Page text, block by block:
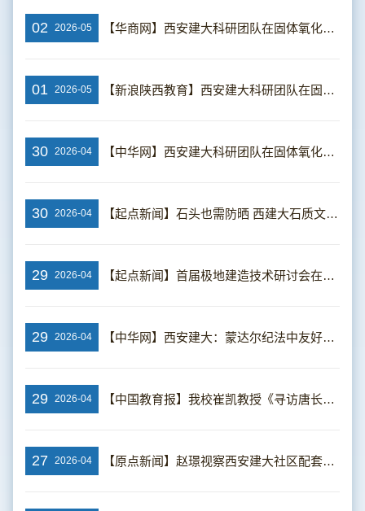
02 2026-05 【华商网】西安建大科研团队在固体氧化物电解池运行动态安全评估领域取得新进展
01 2026-05 【新浪陕西教育】西安建大科研团队在固体氧化物电解池运行动态安全评估领域取得新进展
30 2026-04 【中华网】西安建大科研团队在固体氧化物电解池运行动态安全评估领域取得新进展
30 2026-04 【起点新闻】石头也需防晒 西建大石质文物“晒伤”评估研究取得新突破
29 2026-04 【起点新闻】首届极地建造技术研讨会在西安举行 强化“一带一路”科技合作
29 2026-04 【中华网】西安建大：蒙达尔纪法中友好协会师生代表团“汉语桥”来华交流
29 2026-04 【中国教育报】我校崔凯教授《寻访唐长安》琐记
27 2026-04 【原点新闻】赵璟视察西安建大社区配套设施规划建设管理情况